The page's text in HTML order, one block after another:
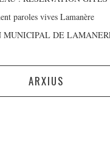
paroles vives Lamanère
DE
ARXIUS